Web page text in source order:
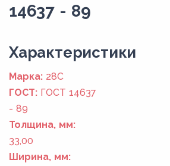
14637 - 89
Xарактеристики
Марка: 28С
ГОСТ: ГОСТ 14637
- 89
Толщина, мм:
33,00
Ширина, мм: